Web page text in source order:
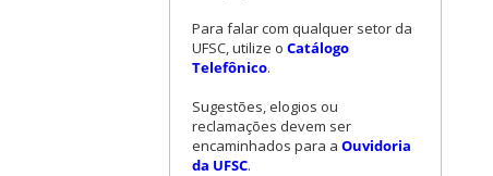
Para falar com qualquer setor da
UFSC, utilize o Catálogo
Telefônico.
Sugestões, elogios ou
reclamações devem ser
encaminhados para a Ouvidoria
da UFSC.